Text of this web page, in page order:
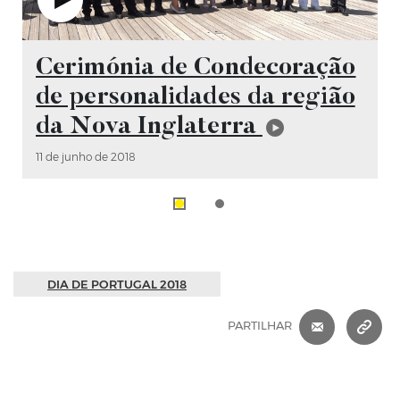
Vídeo
Cerimónia de Condecoração
de personalidades da região
da Nova Inglaterra
11 de junho de 2018
DIA DE PORTUGAL 2018
PARTILHAR